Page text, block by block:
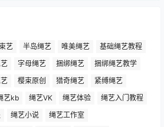
艺 半岛绳艺 唯美绳艺
基础绳艺教程
字母绳艺 捆绑绳艺
捆绑绳艺教学
樱束原创 猎奇绳艺
紧缚绳艺
艺kb 绳艺VK 绳艺体验
绳艺入门教程
绳艺小说
绳艺工作室